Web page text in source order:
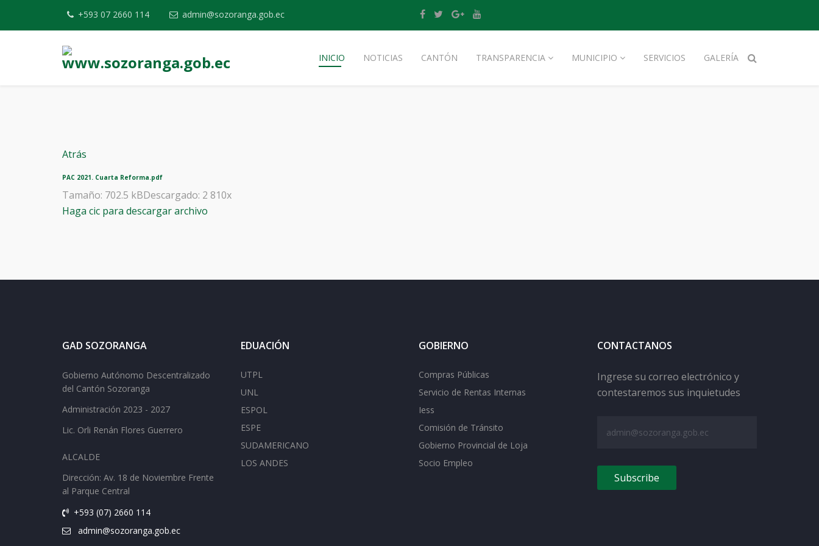
+593 07 2660 114 admin@sozoranga.gob.ec
INICIO NOTICIAS CANTÓN TRANSPARENCIA MUNICIPIO SERVICIOS GALERÍA
Atrás
PAC 2021. Cuarta Reforma.pdf
Tamaño: 702.5 kBDescargado: 2 810x
Haga cic para descargar archivo
GAD SOZORANGA
Gobierno Autónomo Descentralizado
del Cantón Sozoranga
Administración 2023 - 2027
Lic. Orli Renán Flores Guerrero
ALCALDE
Dirección: Av. 18 de Noviembre Frente
al Parque Central
+593 (07) 2660 114
admin@sozoranga.gob.ec
EDUACIÓN
UTPL
UNL
ESPOL
ESPE
SUDAMERICANO
LOS ANDES
GOBIERNO
Compras Públicas
Servicio de Rentas Internas
Iess
Comisión de Tránsito
Gobierno Provincial de Loja
Socio Empleo
CONTACTANOS
Ingrese su correo electrónico y
contestaremos sus inquietudes